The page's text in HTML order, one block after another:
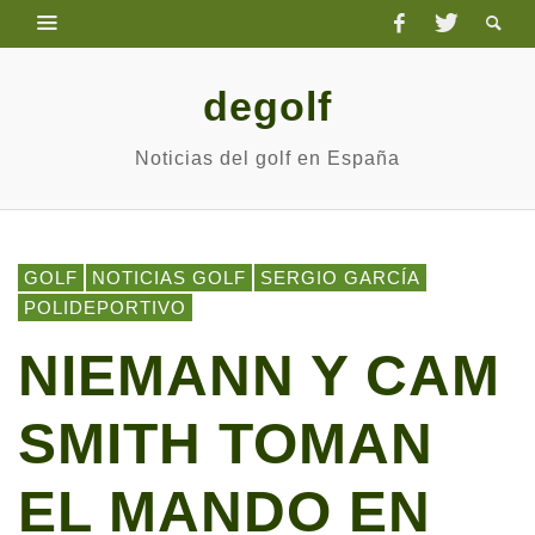
degolf
Noticias del golf en España
GOLF NOTICIAS GOLF
SERGIO GARCÍA
POLIDEPORTIVO
NIEMANN Y CAM
SMITH TOMAN
EL MANDO EN